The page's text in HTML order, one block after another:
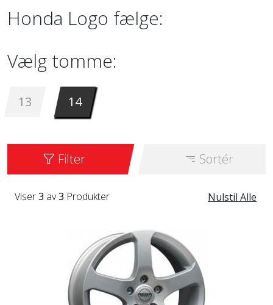
Honda Logo fælge:
Vælg tomme:
13 14
Filter Sortér
Nulstil Alle
Viser3 av3 Produkter